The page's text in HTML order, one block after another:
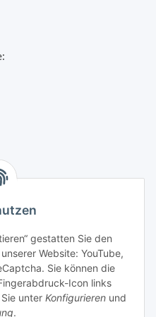
gestatten Sie den
Website: YouTube,
Sie können die
Icon links
unter Konfigurieren und
.